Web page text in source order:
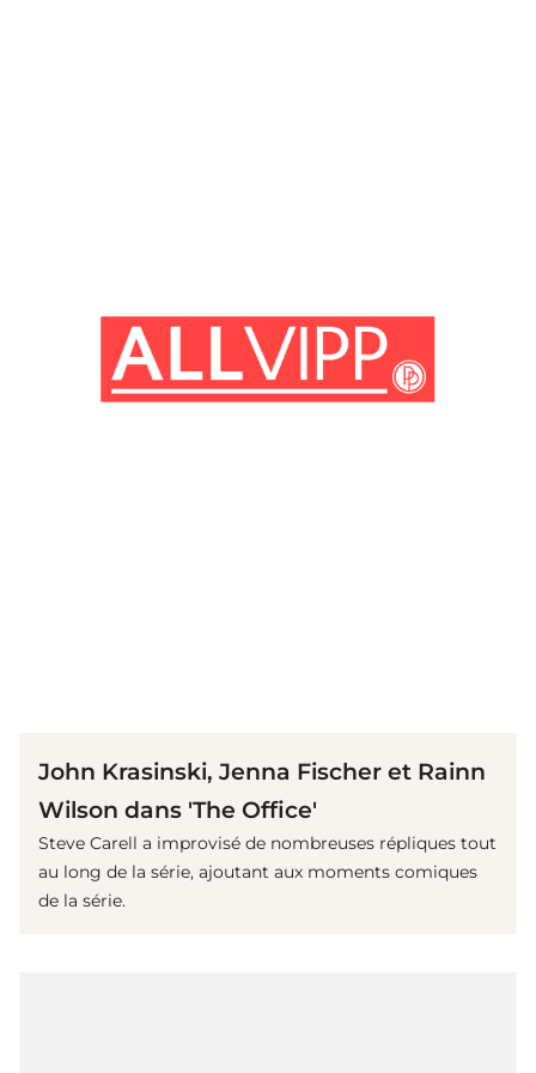
John Krasinski, Jenna Fischer et Rainn
Wilson dans 'The Office'
Steve Carell a improvisé de nombreuses répliques tout
au long de la série, ajoutant aux moments comiques
de la série.